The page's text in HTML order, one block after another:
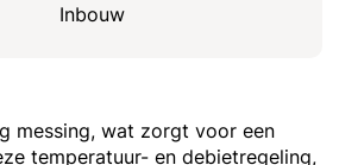
Inbouw
messing, wat zorgt voor een
temperatuur- en debietregeling,